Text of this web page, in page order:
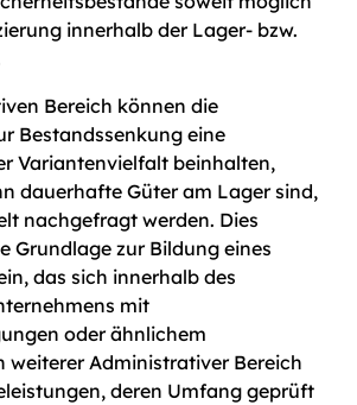
innerhalb der Lager- bzw.
Bereich können die
Bestandssenkung eine
Variantenvielfalt beinhalten,
dauerhafte Güter am Lager sind,
nachgefragt werden. Dies
Grundlage zur Bildung eines
das sich innerhalb des
mit
oder ähnlichem
weiterer Administrativer Bereich
deren Umfang geprüft